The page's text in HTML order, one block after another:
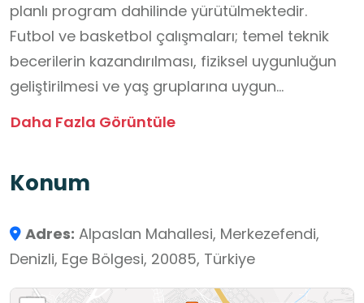
planlı program dahilinde yürütülmektedir.
Futbol ve basketbol çalışmaları; temel teknik
becerilerin kazandırılması, fiziksel uygunluğun
geliştirilmesi ve yaş gruplarına uygun
antrenman uygulamalarının gerçekleştirilmesini
disiplin ve sorumluluk alma süreçlerini
Tesis, okul dışı öğrenme ortamları kapsamında
beden eğitimi ve spor kazanımlarını
destekleyen bir uygulama alanı niteliği
Daha Fazla Görüntüle
Konum
Adres: Alpaslan Mahallesi, Merkezefendi,
Denizli, Ege Bölgesi, 20085, Türkiye